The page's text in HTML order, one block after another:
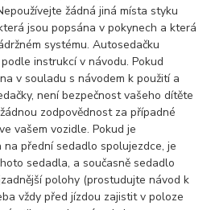
žádná jiná místa styku
jsou popsána v pokynech a která
systému. Autosedačku
instrukcí v návodu. Pokud
v souladu s návodem k použití a
není bezpečnost vašeho dítěte
zodpovědnost za případné
vašem vozidle. Pokud je
přední sedadlo spolujezdce, je
sedadla, a současně sedadlo
polohy (prostudujte návod k
vždy před jízdou zajistit v poloze